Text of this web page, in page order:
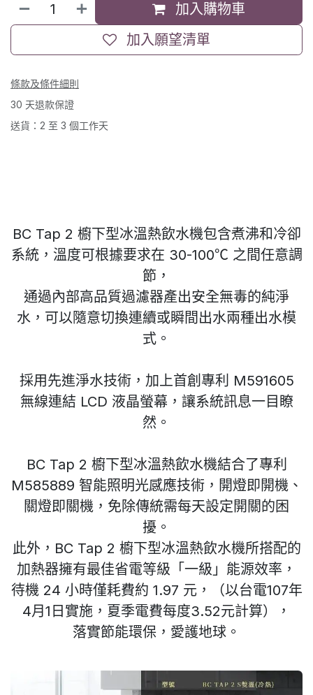
加入購物車
加入願望清單
條款及條件細則
30 天退款保證
送貨：2 至 3 個工作天
BC Tap 2 櫥下型冰溫熱飲水機包含煮沸和冷卻
系統，溫度可根據要求在 30-100℃ 之間任意調
節，
通過內部高品質過濾器產出安全無毒的純淨
水，可以隨意切換連續或瞬間出水兩種出水模
式。
採用先進淨水技術，加上首創專利 M591605
無線連結 LCD 液晶螢幕，讓系統訊息一目瞭
然。
BC Tap 2 櫥下型冰溫熱飲水機結合了專利
M585889 智能照明光感應技術，開燈即開機、
關燈即關機，免除傳統需每天設定開關的困
擾。
此外，BC Tap 2 櫥下型冰溫熱飲水機所搭配的
加熱器擁有最佳省電等級「一級」能源效率，
待機 24 小時僅耗費約 1.97 元，（以台電107年
4月1日實施，夏季電費每度3.52元計算），
落實節能環保，愛護地球。